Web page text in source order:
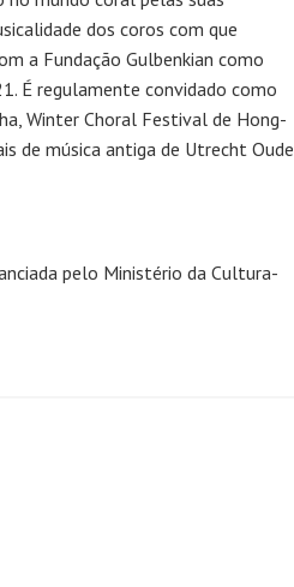
dos coros com que
a Fundação Gulbenkian como
É regulamente convidado como
Winter Choral Festival de Hong-
de música antiga de Utrecht Oude
pelo Ministério da Cultura-